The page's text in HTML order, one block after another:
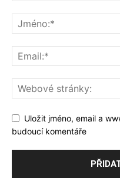
Uložit jméno, email a
budoucí komentáře